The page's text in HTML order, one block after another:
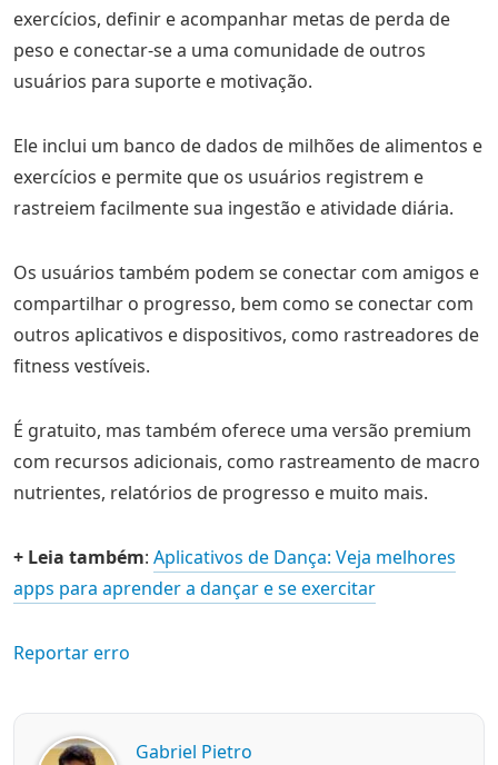
exercícios, definir e acompanhar metas de perda de
peso e conectar-se a uma comunidade de outros
usuários para suporte e motivação.
Ele inclui um banco de dados de milhões de alimentos e
exercícios e permite que os usuários registrem e
rastreiem facilmente sua ingestão e atividade diária.
Os usuários também podem se conectar com amigos e
compartilhar o progresso, bem como se conectar com
outros aplicativos e dispositivos, como rastreadores de
fitness vestíveis.
É gratuito, mas também oferece uma versão premium
com recursos adicionais, como rastreamento de macro
nutrientes, relatórios de progresso e muito mais.
+ Leia também: Aplicativos de Dança: Veja melhores
apps para aprender a dançar e se exercitar
Reportar erro
Gabriel Pietro